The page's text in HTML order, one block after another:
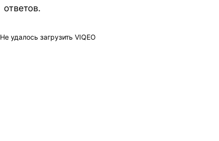
ответов.
Не удалось загрузить VIQEO